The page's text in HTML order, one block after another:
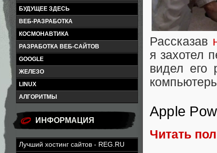
БУДУЩЕЕ ЗДЕСЬ
ВЕБ-РАЗРАБОТКА
КОСМОНАВТИКА
РАЗРАБОТКА ВЕБ-САЙТОВ
GOOGLE
ЖЕЛЕЗО
LINUX
АЛГОРИТМЫ
ИНФОРМАЦИЯ
Лучший хостинг сайтов - REG.RU
Рассказав
я захотел
видел его
Apple
Читать